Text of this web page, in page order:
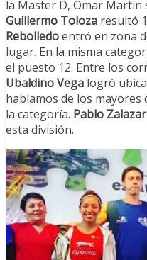
la Master D, Omar Martín
Guillermo Toloza resultó
Rebolledoentró en zona
lugar. En la misma
el puesto 12. Entre los
Ubaldino Vega logró
hablamos de los mayores
la categoría. Pablo Zalazar
esta división.